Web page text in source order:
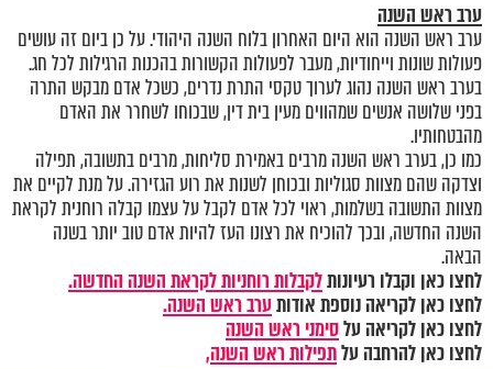
ערב ראש השנה
ערב ראש השנה הוא היום האחרון בלוח השנה היהודי. על כן ביום זה עושים
פעולות שונות וייחודיות, מעבר לפעולות הקשורות בהכנות הרגילות לכל חג.
בערב ראש השנה נהוג לערוך טקסי התרת נדרים, כשכל אדם מבקש התרה
בפני שלושה אנשים שמהווים מעין בית דין, שבכוחו לשחרר את האדם
מהבטחותיו.
כמו כן, בערב ראש השנה מרבים באמירת סליחות, מרבים בתשובה, תפילה
וצדקה שהם מצוות סגוליות ובכוחן לשנות את רוע הגזירה. על מנת לקיים את
מצוות התשובה בשלמות, ראוי לכל אדם לקבל על עצמו קבלה רוחנית לקראת
השנה החדשה, ובכך להוכיח את רצונו העז להיות אדם טוב יותר בשנה
הבאה.
לחצו כאן וקבלו רעיונותלקבלות רוחניות לקראת השנה החדשה.
לחצו כאן לקריאה נוספת אודותערב ראש השנה.
לחצו כאן לקריאה עלסימני ראש השנה
לחצו כאן להרחבה עלתפילות ראש השנה,